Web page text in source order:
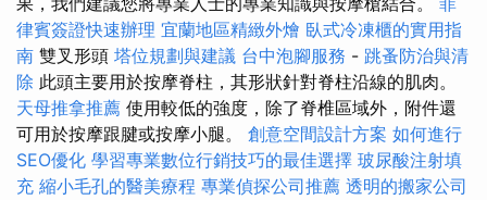
律賓簽證快速辦理 宜蘭地區精緻外燴 臥式冷凍櫃的實用指
南 雙叉形頭 塔位規劃與建議 台中泡腳服務 - 跳蚤防治與清
除 此頭主要用於按摩脊柱，其形狀針對脊柱沿線的肌肉。
天母推拿推薦 使用較低的強度，除了脊椎區域外，附件還
可用於按摩跟腱或按摩小腿。 創意空間設計方案 如何進行
SEO優化 學習專業數位行銷技巧的最佳選擇 玻尿酸注射填
充 縮小毛孔的醫美療程 專業偵探公司推薦 透明的搬家公司